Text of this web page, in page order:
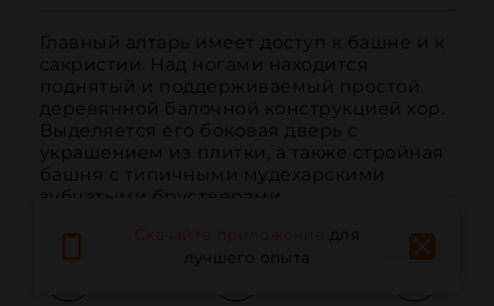
Главный алтарь имеет доступ к башне и к
сакристии. Над ногами находится
поднятый и поддерживаемый простой
деревянной балочной конструкцией хор.
Выделяется его боковая дверь с
украшением из плитки, а также стройная
башня с типичными мудехарскими
зубчатыми брустверами.
для
лучшего опыта